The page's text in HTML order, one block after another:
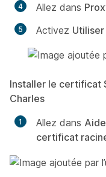
Allez dans
Activez
Installer le certificat
Charles
Allez dans Aide
certificat